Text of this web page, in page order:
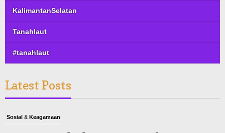
KalimantanSelatan
Tanahlaut
#tanahlaut
Latest Posts
Sosial & Keagamaan